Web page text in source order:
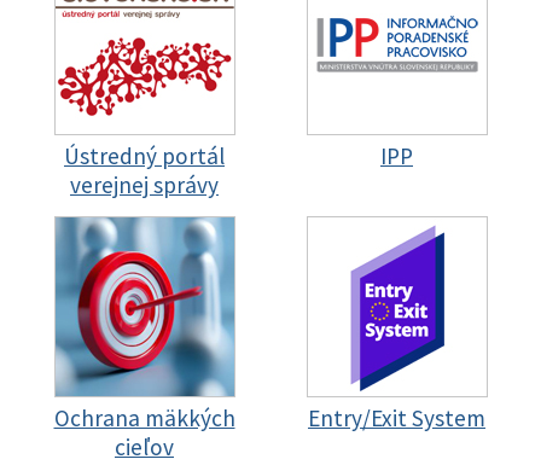
Ústredný portál
verejnej správy
IPP
Ochrana mäkkých
cieľov
Entry/Exit System